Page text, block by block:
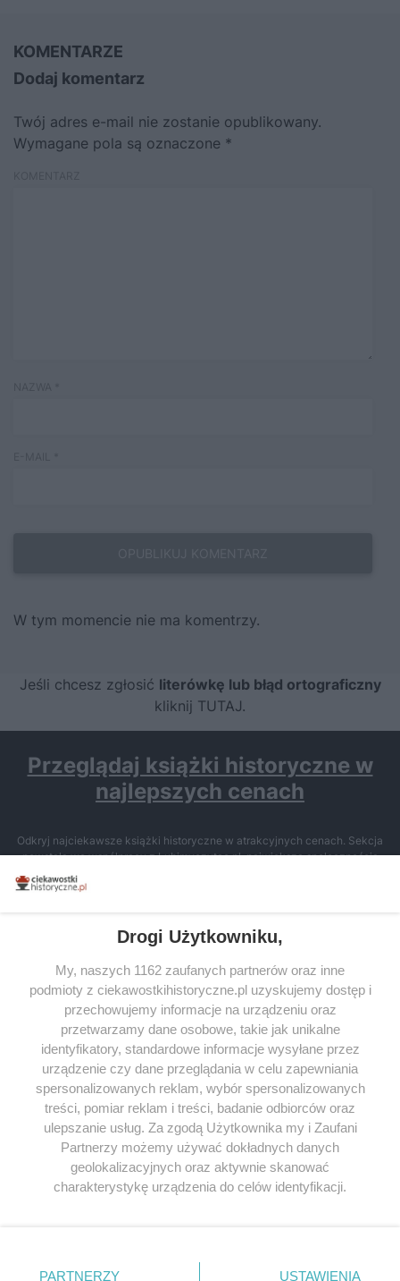
KOMENTARZE
Dodaj komentarz
Twój adres e-mail nie zostanie opublikowany.
Wymagane pola są oznaczone *
W tym momencie nie ma komentrzy.
Jeśli chcesz zgłosić literówkę lub błąd ortograficzny
kliknij TUTAJ.
Przeglądaj książki historyczne w
najlepszych cenach
Odkryj najciekawsze książki historyczne w atrakcyjnych cenach. Sekcja
powstała we współpracy z Lubimyczytac.pl, największą społecznością
miłośników literatury w Polsce – dzięki temu możesz wybierać spośród
tytułów najwyżej ocenianych przez czytelników.
SERWIS
SPOŁECZNOŚĆ
WSPÓŁPRACA
KONTAKT
ODWIEDŹ RÓWNIEŻ:
Drogi Użytkowniku,
My, naszych 1162 zaufanych partnerów oraz inne
podmioty z ciekawostkihistoryczne.pl uzyskujemy dostęp i
przechowujemy informacje na urządzeniu oraz
przetwarzamy dane osobowe, takie jak unikalne
identyfikatory, standardowe informacje wysyłane przez
urządzenie czy dane przeglądania w celu zapewniania
spersonalizowanych reklam, wybór spersonalizowanych
treści, pomiar reklam i treści, badanie odbiorców oraz
ulepszanie usług. Za zgodą Użytkownika my i Zaufani
Partnerzy możemy używać dokładnych danych
geolokalizacyjnych oraz aktywnie skanować
charakterystykę urządzenia do celów identyfikacji.
zmienić/wycofać klikając przycisk ustawień prywatności
PARTNERZY USTAWIENIA